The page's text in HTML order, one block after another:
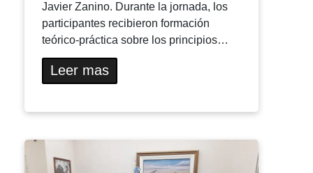
Javier Zanino. Durante la jornada, los
participantes recibieron formación
teórico-práctica sobre los principios…
Leer mas